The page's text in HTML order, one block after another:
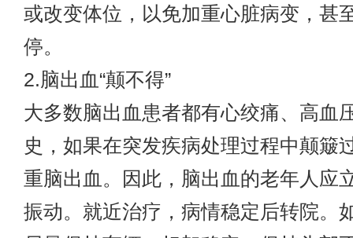
或改变体位，以免加重心脏病变，甚
停。
2.脑出血“颠不得”
大多数脑出血患者都有心绞痛、高血
史，如果在突发疾病处理过程中颠簸
重脑出血。因此，脑出血的老年人应
振动。就近治疗，病情稳定后转院。